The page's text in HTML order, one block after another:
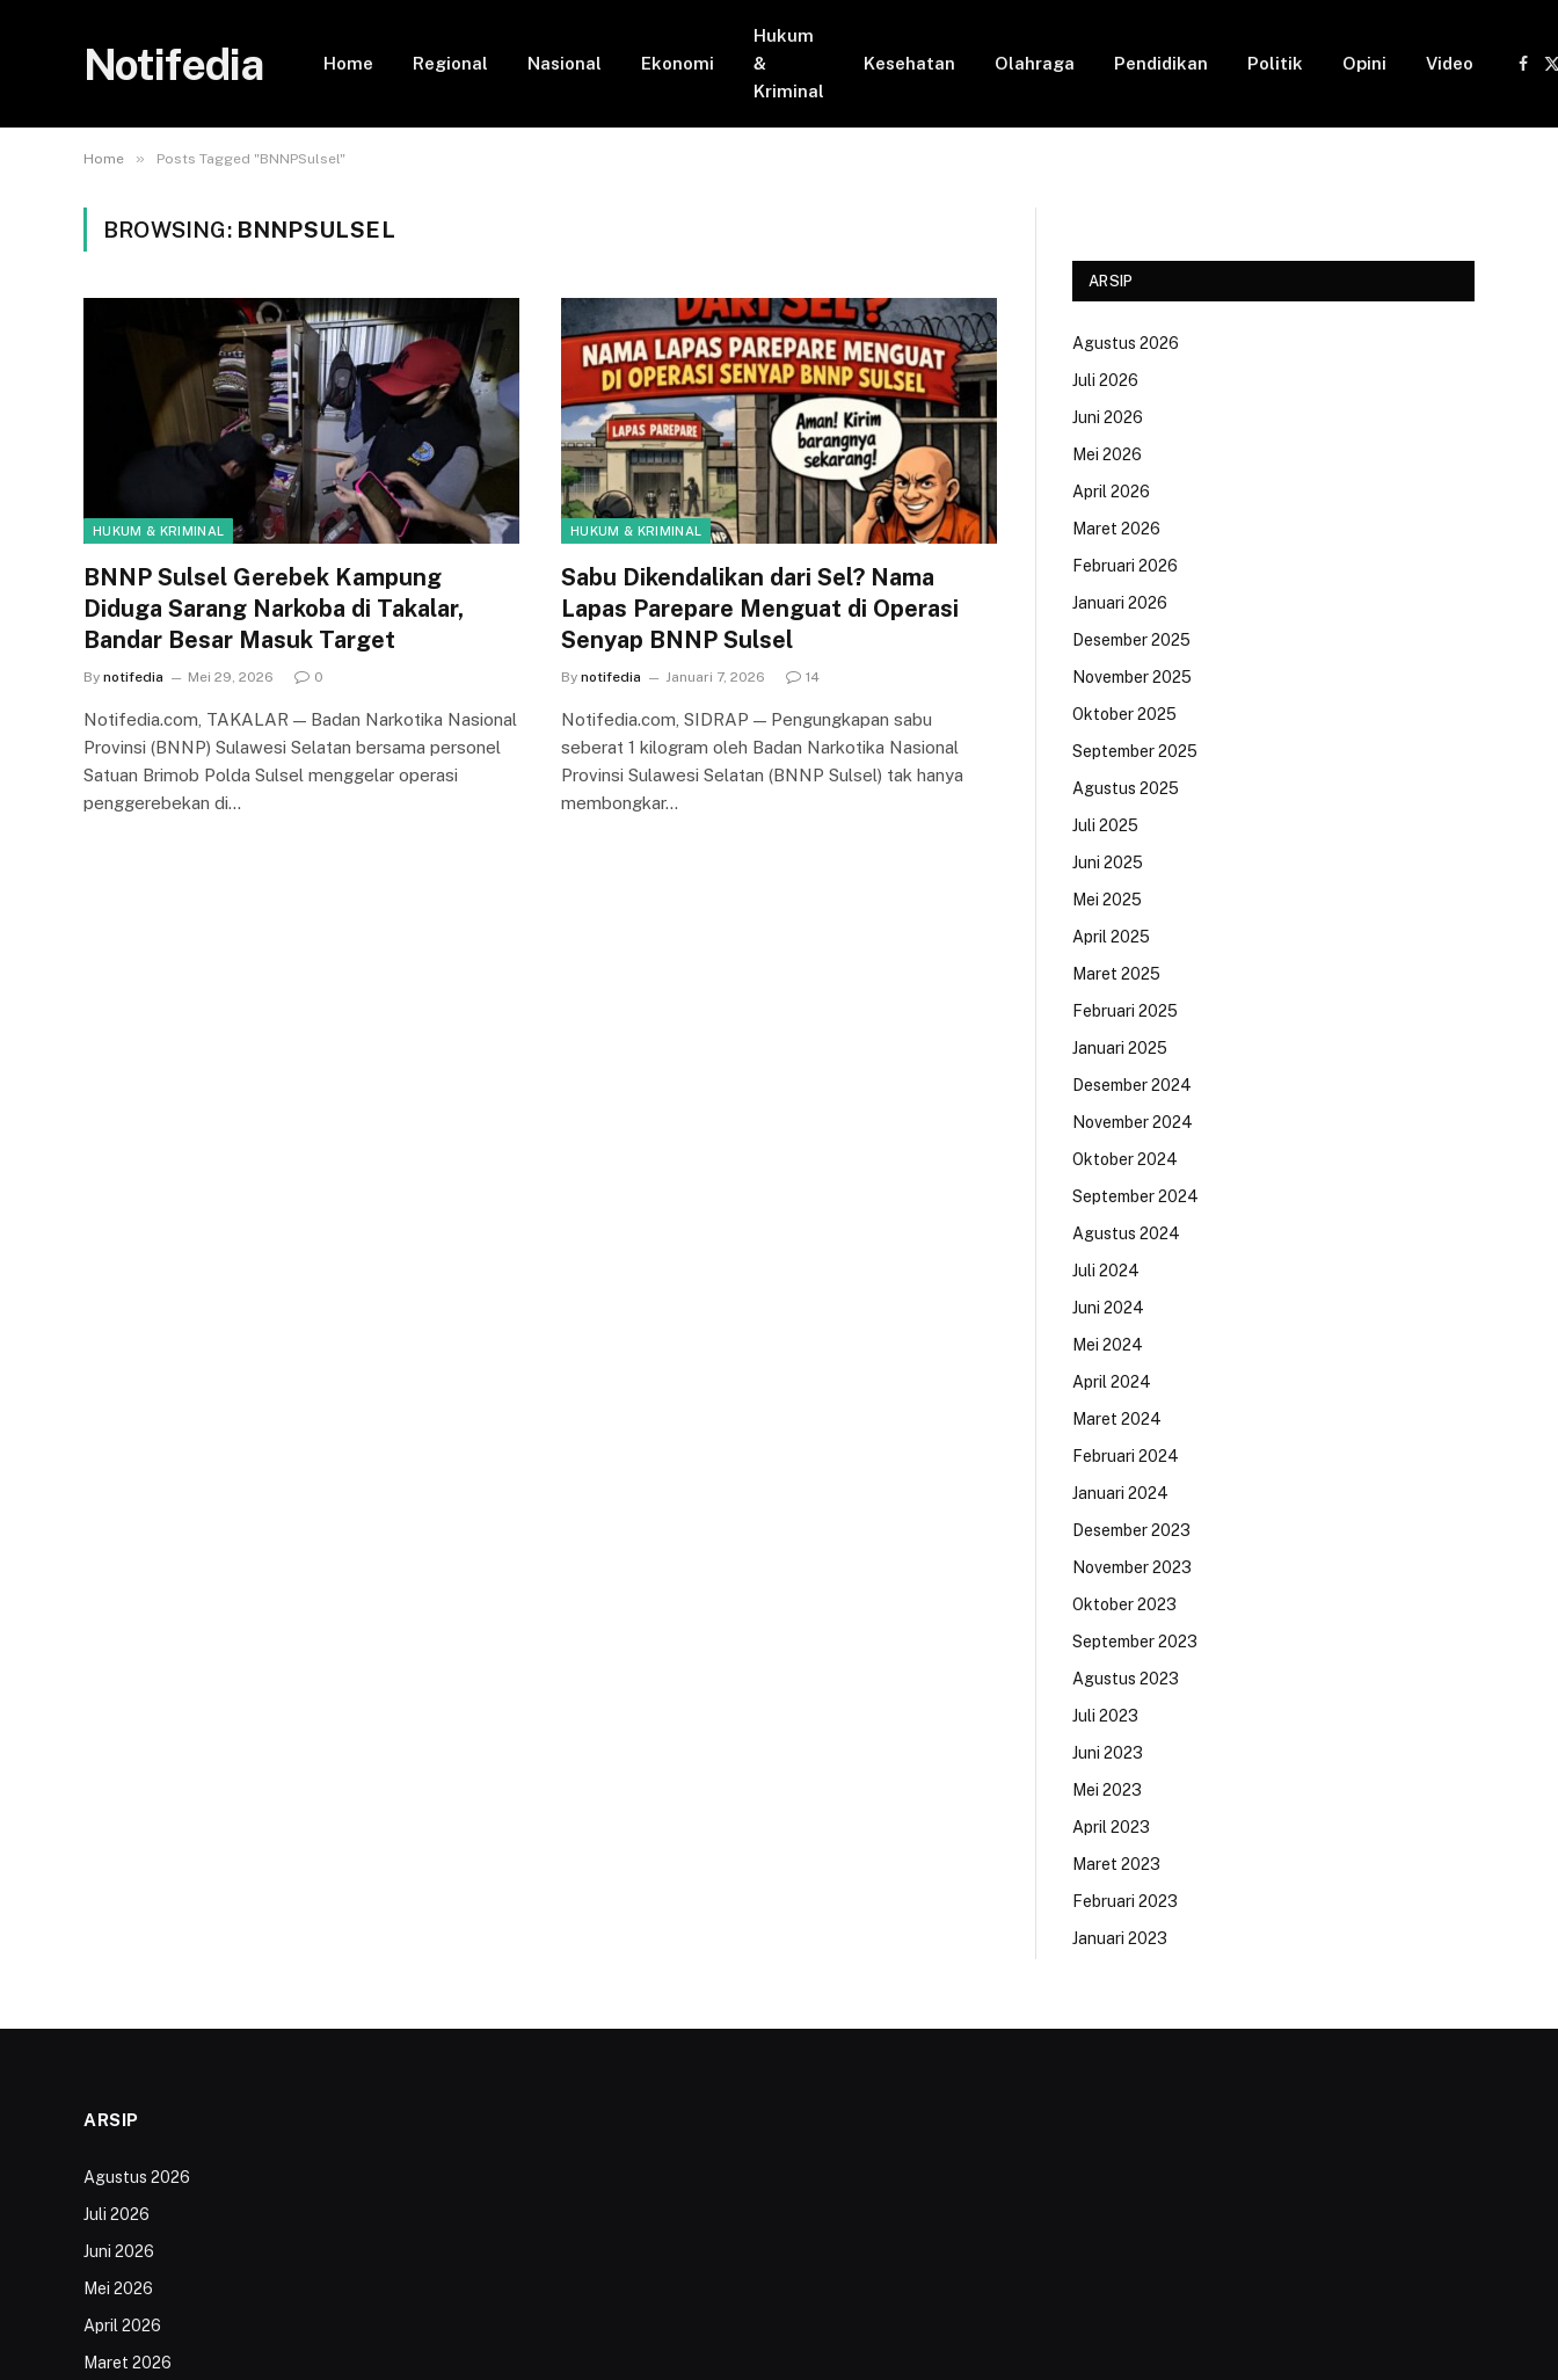
Notifedia Home Regional Nasional Ekonomi
Hukum
&
Kriminal
Kesehatan Olahraga Pendidikan Politik Opini Video
Home » Posts Tagged "BNNPSulsel"
BROWSING: BNNPSULSEL
HUKUM & KRIMINAL
BNNP Sulsel Gerebek Kampung
Diduga Sarang Narkoba di Takalar,
Bandar Besar Masuk Target
By notifedia Mei 29, 2026 0
Notifedia.com, TAKALAR — Badan Narkotika Nasional
Provinsi (BNNP) Sulawesi Selatan bersama personel
Satuan Brimob Polda Sulsel menggelar operasi
penggerebekan di…
HUKUM & KRIMINAL
Sabu Dikendalikan dari Sel? Nama
Lapas Parepare Menguat di Operasi
Senyap BNNP Sulsel
By notifedia Januari 7, 2026 14
Notifedia.com, SIDRAP — Pengungkapan sabu
seberat 1 kilogram oleh Badan Narkotika Nasional
Provinsi Sulawesi Selatan (BNNP Sulsel) tak hanya
membongkar…
ARSIP
Agustus 2026
Juli 2026
Juni 2026
Mei 2026
April 2026
Maret 2026
Februari 2026
Januari 2026
Desember 2025
November 2025
Oktober 2025
September 2025
Agustus 2025
Juli 2025
Juni 2025
Mei 2025
April 2025
Maret 2025
Februari 2025
Januari 2025
Desember 2024
November 2024
Oktober 2024
September 2024
Agustus 2024
Juli 2024
Juni 2024
Mei 2024
April 2024
Maret 2024
Februari 2024
Januari 2024
Desember 2023
November 2023
Oktober 2023
September 2023
Agustus 2023
Juli 2023
Juni 2023
Mei 2023
April 2023
Maret 2023
Februari 2023
Januari 2023
ARSIP
Agustus 2026
Juli 2026
Juni 2026
Mei 2026
April 2026
Maret 2026